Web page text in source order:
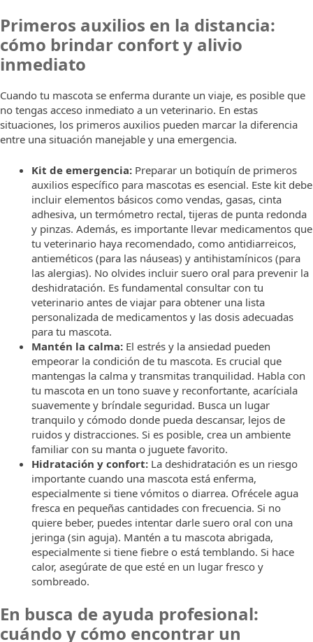
Primeros auxilios en la distancia:
cómo brindar confort y alivio
inmediato
Cuando tu mascota se enferma durante un viaje, es posible que
no tengas acceso inmediato a un veterinario. En estas
situaciones, los primeros auxilios pueden marcar la diferencia
entre una situación manejable y una emergencia.
Kit de emergencia: Preparar un botiquín de primeros
auxilios específico para mascotas es esencial. Este kit debe
incluir elementos básicos como vendas, gasas, cinta
adhesiva, un termómetro rectal, tijeras de punta redonda
y pinzas. Además, es importante llevar medicamentos que
tu veterinario haya recomendado, como antidiarreicos,
antieméticos (para las náuseas) y antihistamínicos (para
las alergias). No olvides incluir suero oral para prevenir la
deshidratación. Es fundamental consultar con tu
veterinario antes de viajar para obtener una lista
personalizada de medicamentos y las dosis adecuadas
para tu mascota.
Mantén la calma: El estrés y la ansiedad pueden
empeorar la condición de tu mascota. Es crucial que
mantengas la calma y transmitas tranquilidad. Habla con
tu mascota en un tono suave y reconfortante, acaríciala
suavemente y bríndale seguridad. Busca un lugar
tranquilo y cómodo donde pueda descansar, lejos de
ruidos y distracciones. Si es posible, crea un ambiente
familiar con su manta o juguete favorito.
Hidratación y confort: La deshidratación es un riesgo
importante cuando una mascota está enferma,
especialmente si tiene vómitos o diarrea. Ofrécele agua
fresca en pequeñas cantidades con frecuencia. Si no
quiere beber, puedes intentar darle suero oral con una
jeringa (sin aguja). Mantén a tu mascota abrigada,
especialmente si tiene fiebre o está temblando. Si hace
calor, asegúrate de que esté en un lugar fresco y
sombreado.
En busca de ayuda profesional:
cuándo y cómo encontrar un